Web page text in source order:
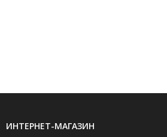
ИНТЕРНЕТ-МАГАЗИН